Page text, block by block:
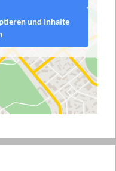
und Inhalte